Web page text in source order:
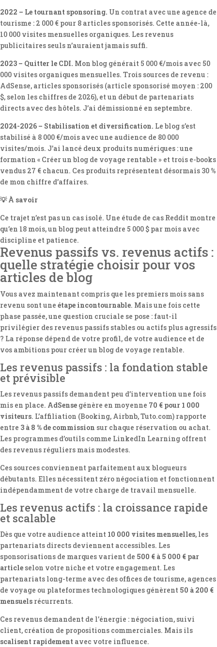
2022 – Le tournant sponsoring. Un contrat avec une agence de
tourisme : 2 000 € pour 8 articles sponsorisés. Cette année-là,
10 000 visites mensuelles organiques. Les revenus
publicitaires seuls n’auraient jamais suffi.
2023 – Quitter le CDI. Mon blog générait 5 000 €/mois avec 50
000 visites organiques mensuelles. Trois sources de revenu :
AdSense, articles sponsorisés (article sponsorisé moyen : 200
$, selon les chiffres de 2026), et un début de partenariats
directs avec des hôtels. J’ai démissionné en septembre.
2024-2026 – Stabilisation et diversification. Le blog s’est
stabilisé à 8 000 €/mois avec une audience de 80 000
visites/mois. J’ai lancé deux produits numériques : une
formation « Créer un blog de voyage rentable » et trois e-books
vendus 27 € chacun. Ces produits représentent désormais 30 %
de mon chiffre d’affaires.
💡 À savoir
Ce trajet n’est pas un cas isolé. Une étude de cas Reddit montre
qu’en 18 mois, un blog peut atteindre 5 000 $ par mois avec
discipline et patience.
Revenus passifs vs. revenus actifs :
quelle stratégie choisir pour vos
articles de blog
Vous avez maintenant compris que les premiers mois sans
revenu sont une étape incontournable. Mais une fois cette
phase passée, une question cruciale se pose : faut-il
privilégier des revenus passifs stables ou actifs plus agressifs
? La réponse dépend de votre profil, de votre audience et de
vos ambitions pour créer un blog de voyage rentable.
Les revenus passifs : la fondation stable
et prévisible
Les revenus passifs demandent peu d’intervention une fois
mis en place. AdSense génère en moyenne 70 € pour 1 000
visiteurs. L’affiliation (Booking, Airbnb, Tuto.com) rapporte
entre 3 à 8 % de commission sur chaque réservation ou achat.
Les programmes d’outils comme LinkedIn Learning offrent
des revenus réguliers mais modestes.
Ces sources conviennent parfaitement aux blogueurs
débutants. Elles nécessitent zéro négociation et fonctionnent
indépendamment de votre charge de travail mensuelle.
Les revenus actifs : la croissance rapide
et scalable
Dès que votre audience atteint 10 000 visites mensuelles, les
partenariats directs deviennent accessibles. Les
sponsorisations de marques varient de 500 € à 5 000 € par
article selon votre niche et votre engagement. Les
partenariats long-terme avec des offices de tourisme, agences
de voyage ou plateformes technologiques génèrent 50 à 200 €
mensuels récurrents.
Ces revenus demandent de l’énergie : négociation, suivi
client, création de propositions commerciales. Mais ils
scalisent rapidement avec votre influence.